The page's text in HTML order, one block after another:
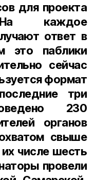
для проекта
На каждое
ответ в
это паблики
сейчас
формат
три
230
органов
свыше
числе шесть
провели